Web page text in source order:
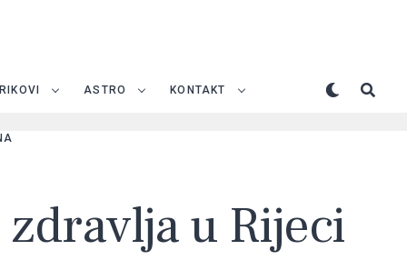
ASTRO KONTAKT
u Rijeci